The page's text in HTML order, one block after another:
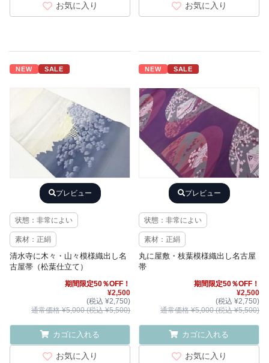
お気に入り お気に入り
NEW SALE
プレビュー
状態：非常によい
素材：正絹
清水寺に木々・山々模様織出し名
古屋帯（松葉仕立て）
期間限定50％OFF！
¥2,500
(税込 ¥2,750)
通常価格 ¥5,000 (税込 ¥5,500)
カゴに入れる
お気に入り
NEW SALE
プレビュー
状態：非常によい
素材：正絹
丸に屋敷・枝葉模様織出し名古屋
帯
期間限定50％OFF！
¥2,500
(税込 ¥2,750)
通常価格 ¥5,000 (税込 ¥5,500)
カゴに入れる
お気に入り